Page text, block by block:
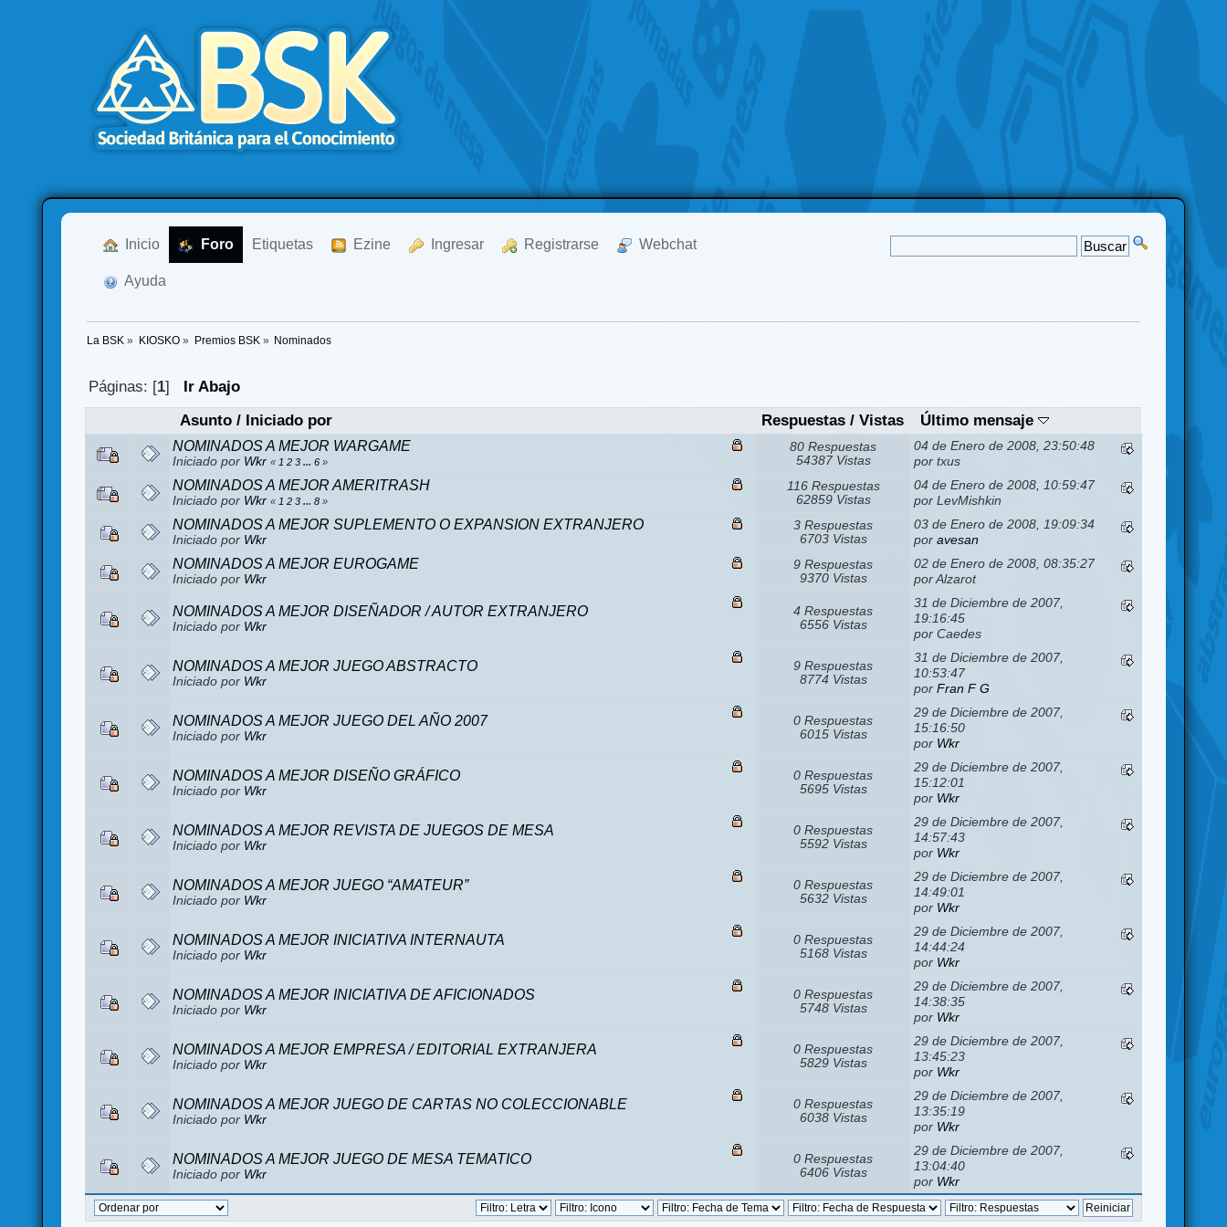
Inicio Foro Etiquetas Ezine Ingresar Registrarse Webchat
Ayuda
La BSK » KIOSKO» Premios BSK » Nominados
Páginas: [1]
Ir Abajo
Asunto/ Iniciado por Respuestas /Vistas Último mensaje
NOMINADOS A MEJOR WARGAME
Iniciado por Wkr « 1 2 3 ...6 »
80 Respuestas
54387 Vistas
04 de Enero de 2008, 23:50:48
por txus
NOMINADOS A MEJOR AMERITRASH
Iniciado por Wkr « 1 2 3 ...8 »
116 Respuestas
62859 Vistas
04 de Enero de 2008, 10:59:47
por LevMishkin
NOMINADOS A MEJOR SUPLEMENTO O EXPANSION EXTRANJERO
Iniciado por Wkr
3 Respuestas
6703 Vistas
03 de Enero de 2008, 19:09:34
poravesan
NOMINADOS A MEJOR EUROGAME
Iniciado por Wkr
9 Respuestas
9370 Vistas
02 de Enero de 2008, 08:35:27
por Alzarot
NOMINADOS A MEJOR DISEÑADOR / AUTOR EXTRANJERO
Iniciado por Wkr
4 Respuestas
6556 Vistas
31 de Diciembre de 2007,
19:16:45
por Caedes
NOMINADOS A MEJOR JUEGO ABSTRACTO
Iniciado por Wkr
9 Respuestas
8774 Vistas
31 de Diciembre de 2007,
10:53:47
porFran F G
NOMINADOS A MEJOR JUEGO DEL AÑO 2007
Iniciado por Wkr
0 Respuestas
6015 Vistas
29 de Diciembre de 2007,
15:16:50
por Wkr
NOMINADOS A MEJOR DISEÑO GRÁFICO
Iniciado por Wkr
0 Respuestas
5695 Vistas
29 de Diciembre de 2007,
15:12:01
por Wkr
NOMINADOS A MEJOR REVISTA DE JUEGOS DE MESA
Iniciado por Wkr
0 Respuestas
5592 Vistas
29 de Diciembre de 2007,
14:57:43
por Wkr
NOMINADOS A MEJOR JUEGO “AMATEUR”
Iniciado por Wkr
0 Respuestas
5632 Vistas
29 de Diciembre de 2007,
14:49:01
por Wkr
NOMINADOS A MEJOR INICIATIVA INTERNAUTA
Iniciado por Wkr
0 Respuestas
5168 Vistas
29 de Diciembre de 2007,
14:44:24
por Wkr
NOMINADOS A MEJOR INICIATIVA DE AFICIONADOS
Iniciado por Wkr
0 Respuestas
5748 Vistas
29 de Diciembre de 2007,
14:38:35
por Wkr
NOMINADOS A MEJOR EMPRESA / EDITORIAL EXTRANJERA
Iniciado por Wkr
0 Respuestas
5829 Vistas
29 de Diciembre de 2007,
13:45:23
por Wkr
NOMINADOS A MEJOR JUEGO DE CARTAS NO COLECCIONABLE
Iniciado por Wkr
0 Respuestas
6038 Vistas
29 de Diciembre de 2007,
13:35:19
por Wkr
NOMINADOS A MEJOR JUEGO DE MESA TEMATICO
Iniciado por Wkr
0 Respuestas
6406 Vistas
29 de Diciembre de 2007,
13:04:40
por Wkr